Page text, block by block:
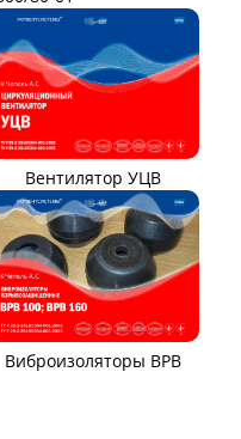
Вентилятор В-Ц12-49-8
Вентилятор ВЦ7-15М
Вентилятор В0-60/250